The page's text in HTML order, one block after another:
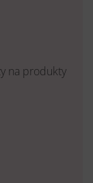
na produkty